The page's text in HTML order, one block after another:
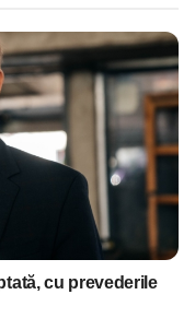
cu prevederile